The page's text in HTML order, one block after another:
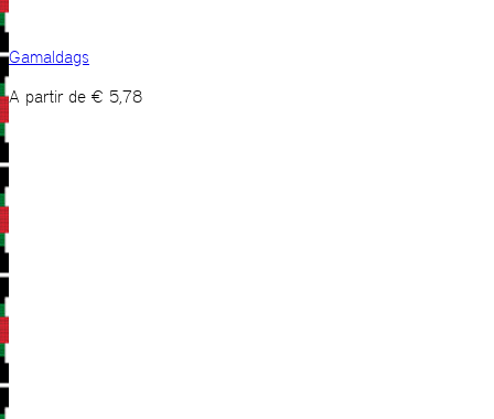
Gamaldags
A partir de € 5,78